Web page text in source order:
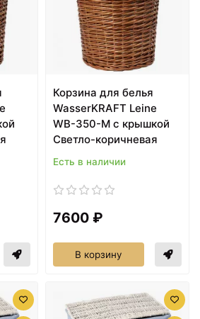
Корзина для белья
WasserKRAFT Leine
WB-350-M с крышкой
Светло-коричневая
Есть в наличии
7600 ₽
В корзину